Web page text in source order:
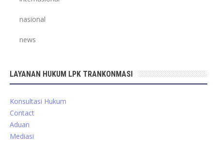
nasional
news
LAYANAN HUKUM LPK TRANKONMASI
Konsultasi Hukum
Contact
Aduan
Mediasi